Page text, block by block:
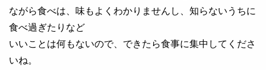
ながら食べは、味もよくわかりませんし、知らないうちに
食べ過ぎたりなど
いいことは何もないので、できたら食事に集中してくださ
いね。